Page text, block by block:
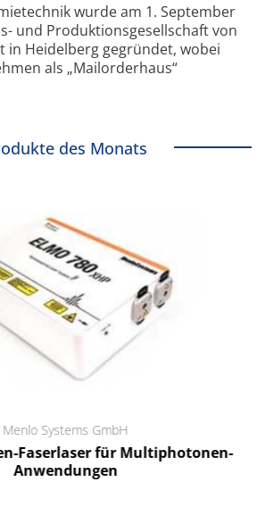
wurde am 1. September
und Produktionsgesellschaft von
in Heidelberg gegründet, wobei
als „Mailorderhaus“
des Monats
Menlo Systems GmbH
Faserlaser für Multiphotonen-
Anwendungen